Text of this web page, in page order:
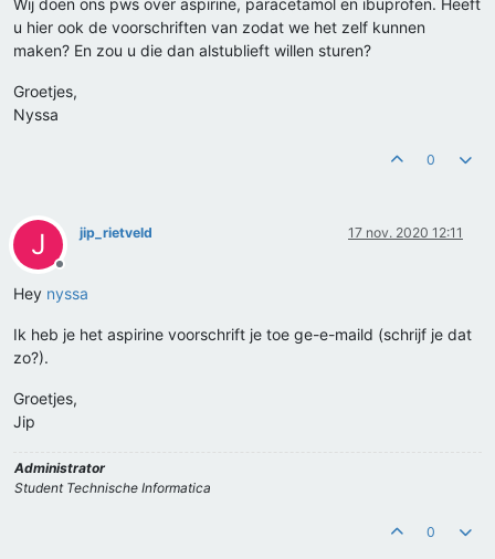
Wij doen ons pws over aspirine, paracetamol en ibuprofen. Heeft
u hier ook de voorschriften van zodat we het zelf kunnen
maken? En zou u die dan alstublieft willen sturen?
Groetjes,
Nyssa
0
J
Offline
jip_rietveld 17 nov. 2020 12:11
Hey nyssa
Ik heb je het aspirine voorschrift je toe ge-e-maild (schrijf je dat
zo?).
Groetjes,
Jip
Administrator
Student Technische Informatica
0